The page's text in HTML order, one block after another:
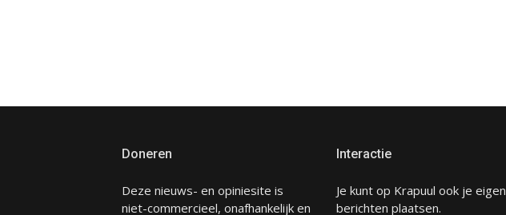
Doneren
Deze nieuws- en opiniesite is
niet-commercieel, onafhankelijk en
Interactie
Je kunt op Krapuul ook je eigen
berichten plaatsen.